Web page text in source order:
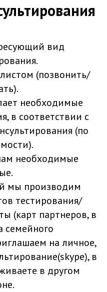
вид
(позвонить/
необходимые
в соответствии с
(по
необходимые
мы производим
тестирования/
(карт партнеров, в
семейного
на личное,
в
в другом